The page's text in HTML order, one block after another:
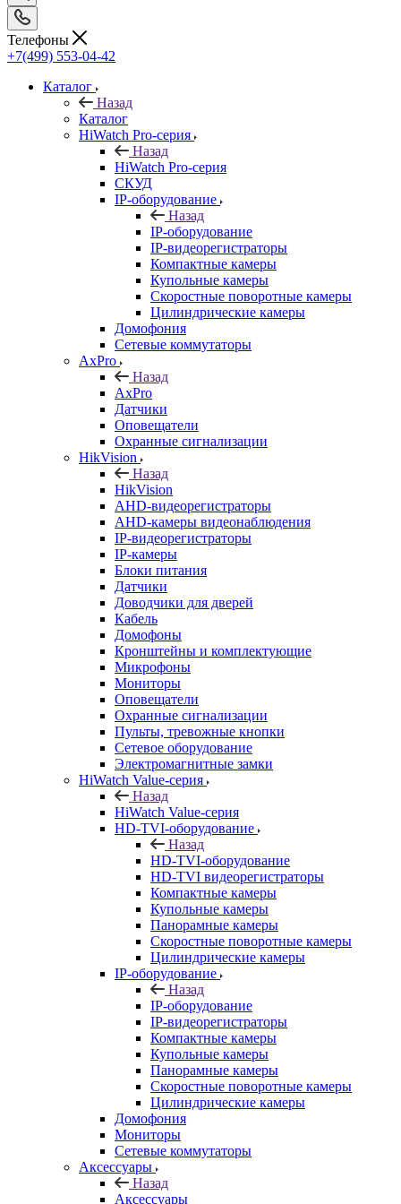
Телефоны
+7(499) 553-04-42
Каталог
Назад
Каталог
HiWatch Pro-серия
Назад
HiWatch Pro-серия
CКУД
IP-оборудование
Назад
IP-оборудование
IP-видеорегистраторы
Компактные камеры
Купольные камеры
Скоростные поворотные камеры
Цилиндрические камеры
Домофония
Сетевые коммутаторы
AxPro
Назад
AxPro
Датчики
Оповещатели
Охранные сигнализации
HikVision
Назад
HikVision
AHD-видеорегистраторы
AHD-камеры видеонаблюдения
IP-видеорегистраторы
IP-камеры
Блоки питания
Датчики
Доводчики для дверей
Кабель
Домофоны
Кронштейны и комплектующие
Микрофоны
Мониторы
Оповещатели
Охранные сигнализации
Пульты, тревожные кнопки
Сетевое оборудование
Электромагнитные замки
HiWatch Value-серия
Назад
HiWatch Value-серия
HD-TVI-оборудование
Назад
HD-TVI-оборудование
HD-TVI видеорегистраторы
Компактные камеры
Купольные камеры
Панорамные камеры
Скоростные поворотные камеры
Цилиндрические камеры
IP-оборудование
Назад
IP-оборудование
IP-видеорегистраторы
Компактные камеры
Купольные камеры
Панорамные камеры
Скоростные поворотные камеры
Цилиндрические камеры
Домофония
Мониторы
Сетевые коммутаторы
Аксессуары
Назад
Аксессуары